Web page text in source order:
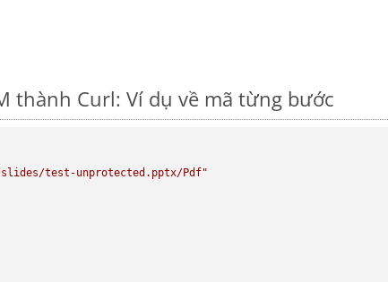
thành Curl: Ví dụ về mã từng bước
test-unprotected.pptx/Pdf"